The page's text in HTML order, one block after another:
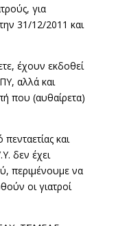
για
31/12/2011 και
έχουν εκδοθεί
αλλά και
που (αυθαίρετα)
και
δεν έχει
περιμένουμε να
οι γιατροί